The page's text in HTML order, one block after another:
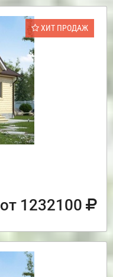
ХИТ ПРОДАЖ
от 1232100